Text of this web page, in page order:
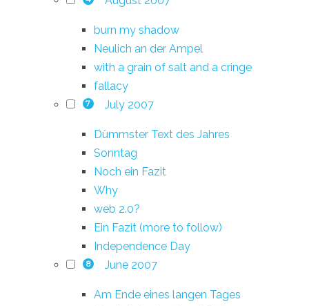
burn my shadow
Neulich an der Ampel
with a grain of salt and a cringe
fallacy
7 July 2007
Dümmster Text des Jahres
Sonntag
Noch ein Fazit
Why
web 2.0?
Ein Fazit (more to follow)
Independence Day
8 June 2007
Am Ende eines langen Tages